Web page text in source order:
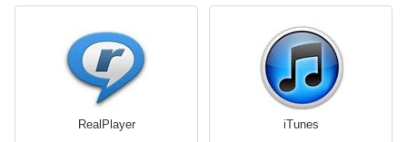
RealPlayer iTunes